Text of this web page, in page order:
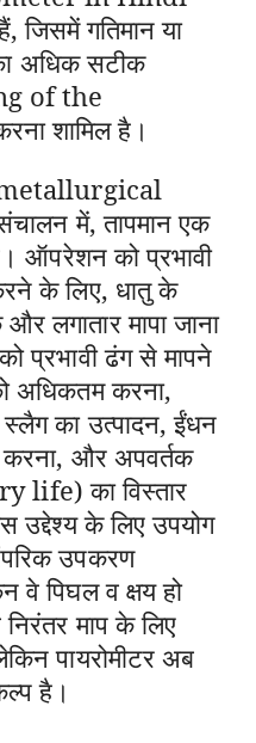
जिसमें गतिमान या
अधिक सटीक
of the
शामिल है।
में, तापमान एक
ऑपरेशन को प्रभावी
के लिए, धातु के
लगातार मापा जाना
प्रभावी ढंग से मापने
अधिकतम करना,
स्लैग का उत्पादन, ईंधन
और अपवर्तक
life) का विस्तार
के लिए उपयोग
उपकरण
वे पिघल व क्षय हो
माप के लिए
पायरोमीटर अब
है।